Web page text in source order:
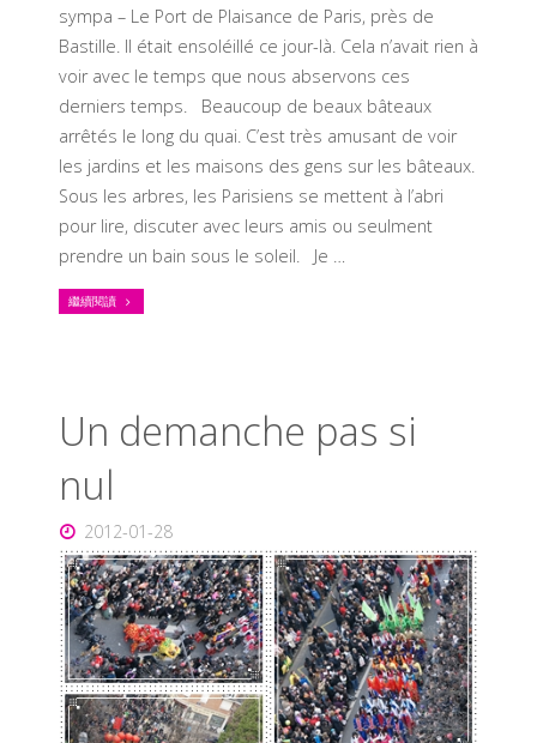
sympa – Le Port de Plaisance de Paris, près de
Bastille. Il était ensoléillé ce jour-là. Cela n’avait rien à
voir avec le temps que nous abservons ces
derniers temps. Beaucoup de beaux bâteaux
arrêtés le long du quai. C’est très amusant de voir
les jardins et les maisons des gens sur les bâteaux.
Sous les arbres, les Parisiens se mettent à l’abri
pour lire, discuter avec leurs amis ou seulment
prendre un bain sous le soleil. Je …
繼續閱讀
Un demanche pas si
nul
2012-01-28